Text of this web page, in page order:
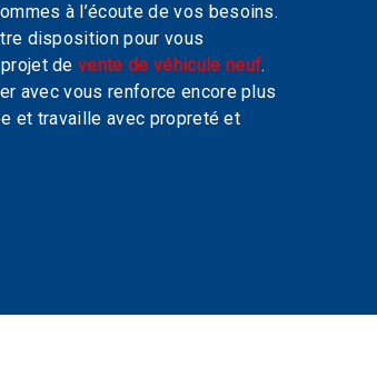
à l’écoute de vos besoins.
disposition pour vous
projet devente de véhicule neuf.
avec vous renforce encore plus
et travaille avec propreté et